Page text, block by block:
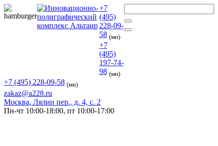
+7
(495)
228-09-
58 (мн)
+7
(495)
197-74-
98 (мн)
+7 (495) 228-09-58 (мн)
zakaz@a228.ru
Москва, Лялин пер., д. 4, с. 2
Пн-чт 10:00-18:00, пт 10:00-17:00